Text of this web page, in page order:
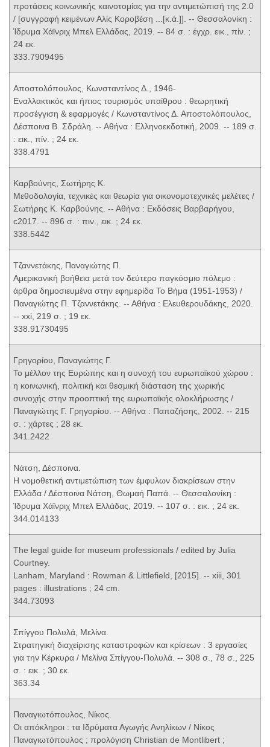
προτάσεις κοινωνικής καινοτομίας για την αντιμετώπισή της 2.0
/ [συγγραφή κειμένων Αλίς Κοροβέση ...[κ.ά.]]. -- Θεσσαλονίκη :
Ίδρυμα Χάϊνριχ Μπελ Ελλάδας, 2019. -- 84 σ. : έγχρ. εικ., πίν. ;
24 εκ.
333.7909495
Αποστολόπουλος, Κωνσταντίνος Δ., 1946-
Εναλλακτικός και ήπιος τουρισμός υπαίθρου : θεωρητική
προσέγγιση & εφαρμογές / Κωνσταντίνος Δ. Αποστολόπουλος,
Δέσποινα Β. Σδράλη. -- Αθήνα : Ελληνοεκδοτική, 2009. -- 189 σ.
: εικ., πίν. ; 24 εκ.
338.4791
Καρβούνης, Σωτήρης Κ.
Μεθοδολογία, τεχνικές και θεωρία για οικονομοτεχνικές μελέτες /
Σωτήρης Κ. Καρβούνης. -- Αθήνα : Εκδόσεις Βαρβαρήγου,
c2017. -- 896 σ. : πιν., εικ. ; 24 εκ.
338.5442
Τζαννετάκης, Παναγιώτης Π.
Αμερικανική βοήθεια μετά τον δεύτερο παγκόσμιο πόλεμο :
άρθρα δημοσιευμένα στην εφημερίδα Το Βήμα (1951-1953) /
Παναγιώτης Π. Τζαννετάκης. -- Αθήνα : Ελευθερουδάκης, 2020.
-- xxi, 219 σ. ; 19 εκ.
338.91730495
Γρηγορίου, Παναγιώτης Γ.
Το μέλλον της Ευρώπης και η συνοχή του ευρωπαϊκού χώρου :
η κοινωνική, πολιτική και θεσμική διάσταση της χωρικής
συνοχής στην προοπτική της ευρωπαϊκής ολοκλήρωσης /
Παναγιώτης Γ. Γρηγορίου. -- Αθήνα : Παπαζήσης, 2002. -- 215
σ. : χάρτες ; 28 εκ.
341.2422
Νάτση, Δέσποινα.
Η νομοθετική αντιμετώπιση των έμφυλων διακρίσεων στην
Ελλάδα / Δέσποινα Νάτση, Θωμαή Παπά. -- Θεσσαλονίκη :
Ίδρυμα Χάϊνριχ Μπελ Ελλάδας, 2019. -- 107 σ. : εικ. ; 24 εκ.
344.014133
The legal guide for museum professionals / edited by Julia
Courtney.
Lanham, Maryland : Rowman & Littlefield, [2015]. -- xiii, 301
pages : illustrations ; 24 cm.
344.73093
Σπίγγου Πολυλά, Μελίνα.
Στρατηγική διαχείρισης καταστροφών και κρίσεων : 3 εργασίες
για την Κέρκυρα / Μελίνα Σπίγγου-Πολυλά. -- 308 σ., 78 σ., 225
σ. : εικ. ; 30 εκ.
363.34
Παναγιωτόπουλος, Νίκος.
Οι απόκληροι : τα Ιδρύματα Αγωγής Ανηλίκων / Νίκος
Παναγιωτόπουλος ; προλόγιση Christian de Montlibert ;